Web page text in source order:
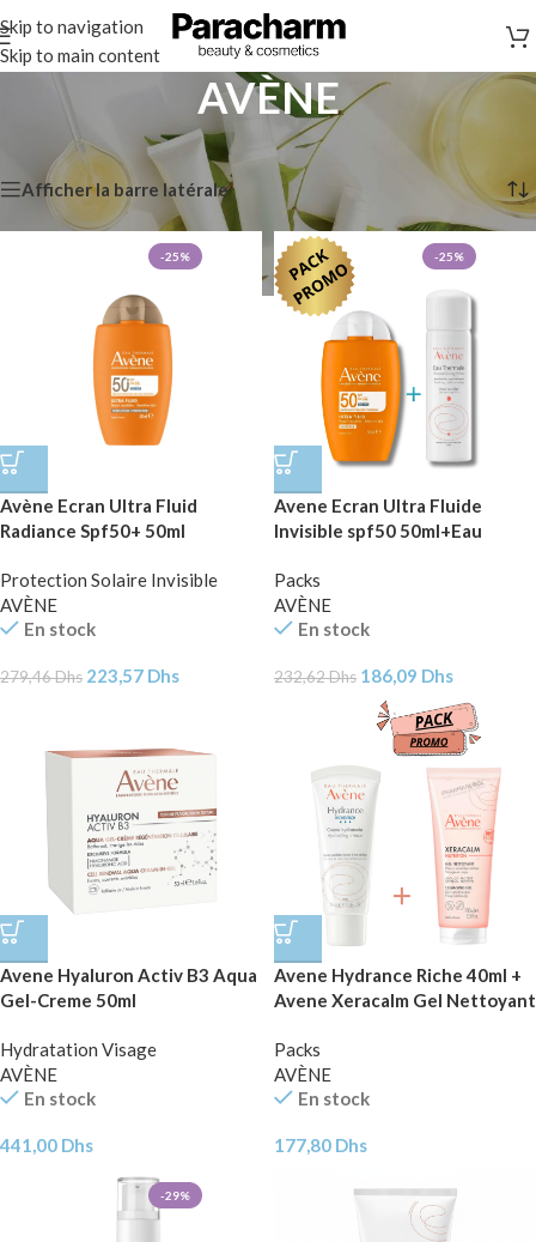
Skip to navigation
Skip to main content
AVÈNE
Marques /AVÈNE
Afficher la barre latérale
-25%
Avène Ecran Ultra Fluid
Radiance Spf50+ 50ml
Protection Solaire Invisible
AVÈNE
En stock
279,46Dhs 223,57 Dhs
-25%
Avene Ecran Ultra Fluide
Invisible spf50 50ml+Eau
Packs
AVÈNE
En stock
232,62Dhs 186,09 Dhs
Avene Hyaluron Activ B3 Aqua
Gel-Creme 50ml
Hydratation Visage
AVÈNE
En stock
441,00 Dhs
Avene Hydrance Riche 40ml +
Avene Xeracalm Gel Nettoyant
Packs
AVÈNE
En stock
177,80 Dhs
-29%